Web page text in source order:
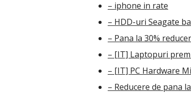
– iphone in rate
– HDD-uri Seagate
– Pana la 30%
– [IT] Laptopuri
– [IT] PC Hardware
– Reducere de pana